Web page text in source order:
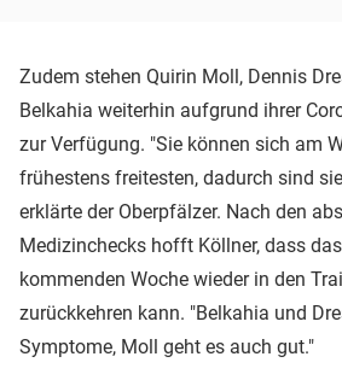
Zudem stehen Quirin Moll, Dennis
Belkahia weiterhin aufgrund ihrer
zur Verfügung. "Sie können sich am
frühestens freitesten, dadurch sind
erklärte der Oberpfälzer. Nach den
Medizinchecks hofft Köllner, dass
kommenden Woche wieder in den
zurückkehren kann. "Belkahia und
Symptome, Moll geht es auch gut."